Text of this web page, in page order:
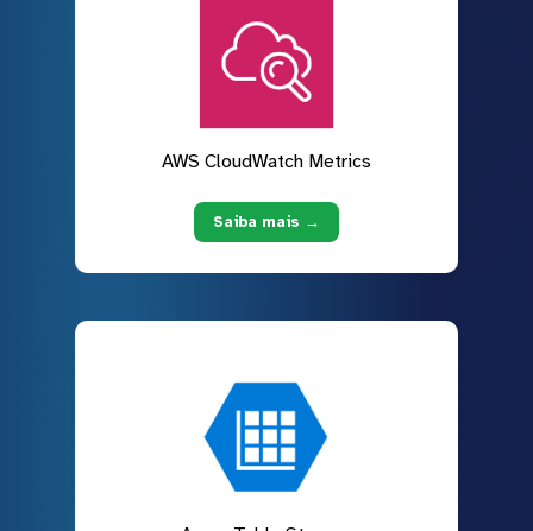
AWS CloudWatch Metrics
Saiba mais →